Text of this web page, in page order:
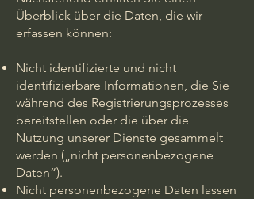
Überblick über die Daten, die wir
erfassen können:
Nicht identifizierte und nicht
identifizierbare Informationen, die Sie
während des Registrierungsprozesses
bereitstellen oder die über die
Nutzung unserer Dienste gesammelt
werden („nicht personenbezogene
Daten“).
Nicht personenbezogene Daten lassen